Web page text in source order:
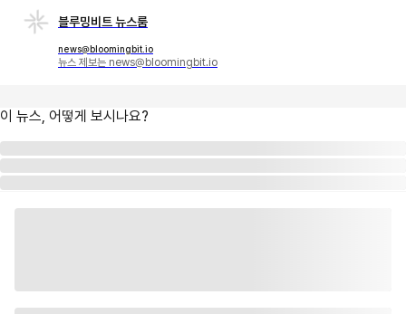
블루밍비트 뉴스룸
news@bloomingbit.io
뉴스 제보는 news@bloomingbit.io
이 뉴스, 어떻게 보시나요?